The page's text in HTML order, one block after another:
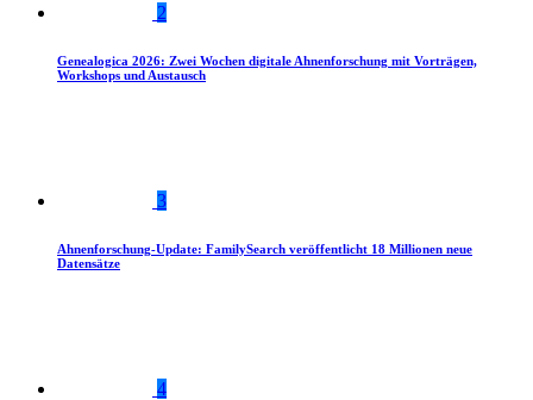
2
Genealogica 2026: Zwei Wochen digitale Ahnenforschung mit Vorträgen,
Workshops und Austausch
3
Ahnenforschung-Update: FamilySearch veröffentlicht 18 Millionen neue
Datensätze
4